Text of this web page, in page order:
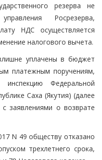
резерва не
Росрезерва,
НДС осуществляется
налогового вычета.
уплачены в бюджет
платежным поручениям,
Федеральной
Саха (Якутия) (далее
заявлениями о возврате
N 49 обществу отказано
трехлетнего срока,